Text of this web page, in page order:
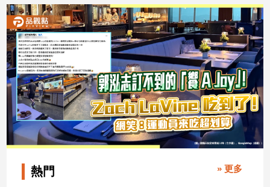
投
稿
專
區
【我
的
觀
點】
2026/07/31
熱門 » 更多